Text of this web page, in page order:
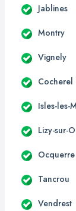
Jablines
Montry
Vignely
Cocherel
Isles-les-
Lizy-sur-
Ocquerre
Tancrou
Vendrest